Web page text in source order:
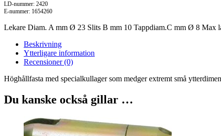
LD-nummer: 2420
E-nummer: 1654260
Lekare Diam. A mm Ø 23 Slits B mm 10 Tappdiam.C mm Ø 8 Max
Beskrivning
Ytterligare information
Recensioner (0)
Höghållfasta med specialkullager som medger extremt små
Du kanske också gillar …